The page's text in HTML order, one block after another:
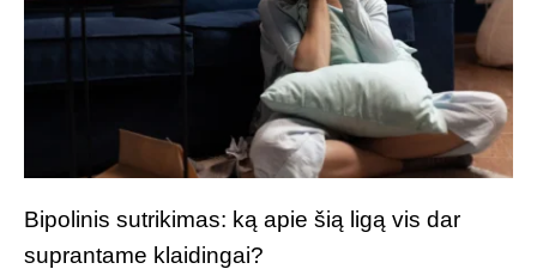
Bipolinis sutrikimas: ką apie šią ligą vis dar
suprantame klaidingai?